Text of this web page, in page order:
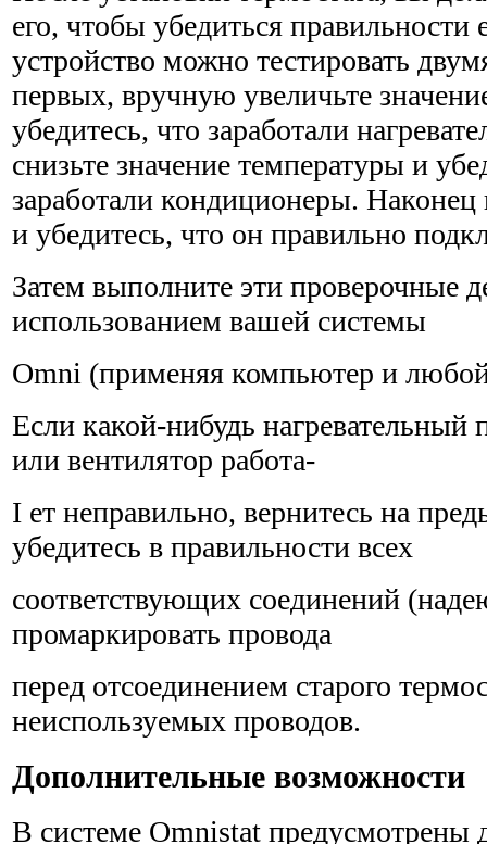
его, чтобы убедиться правильности
устройство можно тестировать
первых, вручную увеличьте
убедитесь, что зарабо­тали
снизьте значение температуры и
заработали кондиционеры. Наконец
и убедитесь, что он правильно
Затем выполните эти проверочные
использованием вашей системы
Omni (применяя компьютер и
Если какой-нибудь нагревательный
или вентилятор работа-
I ет неправильно, вернитесь на
убедитесь в правильности всех
соответствующих соединений
промаркировать провода
перед отсоединением старого
неиспользуемых проводов.
Дополнительные возможности
В системе Omnistat предусмотрены